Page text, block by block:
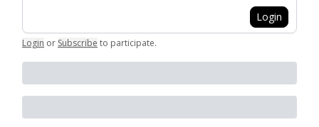
Login
Login or Subscribe to participate.